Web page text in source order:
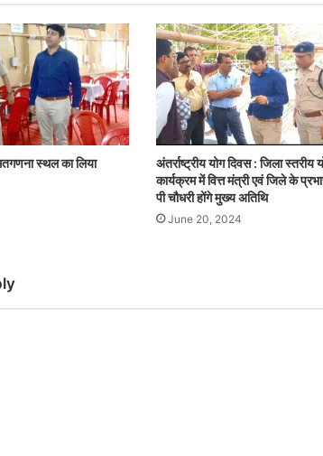
स्थल का लिया
अंतर्राष्ट्रीय योग दिवस : जिला स्तरीय
कार्यक्रम में वित्त मंत्री एवं जिले के
पी चौधरी होंगे मुख्य अतिथि
June 20, 2024